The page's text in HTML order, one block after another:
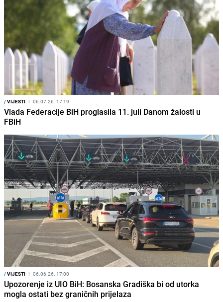
/VIJESTI I 06.07.26. 17:19
Vlada Federacije BiH proglasila 11. juli Danom žalosti u
FBiH
/VIJESTI I 06.06.26. 17:00
Upozorenje iz UIO BiH: Bosanska Gradiška bi od utorka
mogla ostati bez graničnih prijelaza